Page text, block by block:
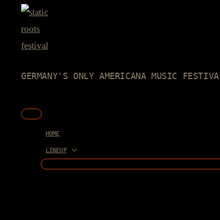
Skip
content
GERMANY'S ONLY AMERICANA MUSIC
Main
HOME
LINEUP